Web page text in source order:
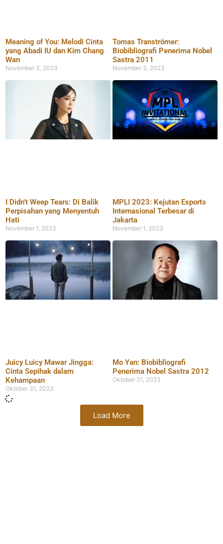
Meaning of You: Melodi Cinta
yang Abadi IU dan Kim Chang
Wan
November 3, 2023
Tomas Tranströmer:
Biobibliografi Penerima Nobel
Sastra 2011
November 3, 2023
I Didn’t Weep Tears: Di Balik
Perpisahan yang Menyentuh
Hati
November 1, 2023
MPLI 2023: Kejutan Esports
Internasional Terbesar di
Jakarta
November 1, 2023
Juicy Luicy Mawar Jingga:
Cinta Sepihak dalam
Kehampaan
Oktober 31, 2023
Mo Yan: Biobibliografi
Penerima Nobel Sastra 2012
Oktober 31, 2023
Load More